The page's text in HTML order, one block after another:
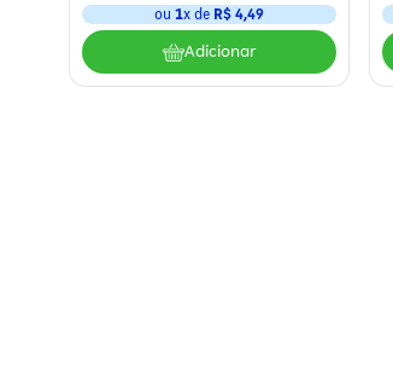
ou1x de R$ 4,49
Adicionar